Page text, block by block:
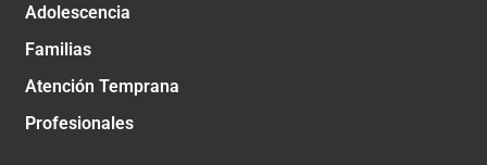
Adolescencia
Familias
Atención Temprana
Profesionales